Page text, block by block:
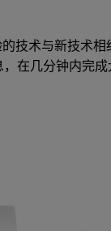
的技术与新技术相
在几分钟内完成